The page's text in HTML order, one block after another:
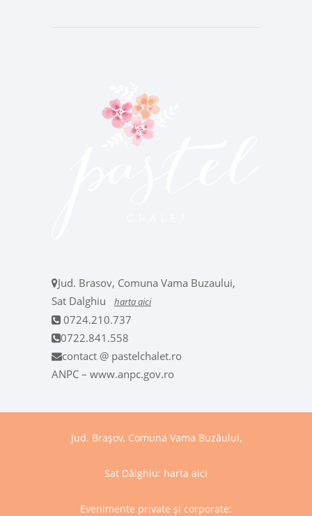
Jud. Brasov, Comuna Vama Buzaului,
Sat Dalghiu
harta aici
0724.210.737
0722.841.558
contact @ pastelchalet.ro
ANPC – www.anpc.gov.ro
Jud. Brașov, Comuna Vama Buzăului,
Sat Dălghiu: harta aici
Evenimente private și corporate: